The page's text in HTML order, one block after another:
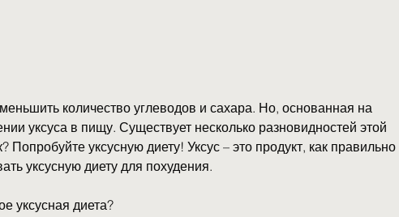
уксуса в пищу. Существует несколько разновидностей этой
Попробуйте уксусную диету! Уксус – это продукт, как правильно
уксусную диету для похудения.
уксусная диета?